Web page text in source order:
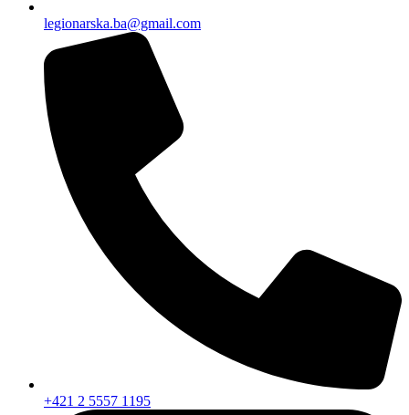
legionarska.ba@gmail.com
+421 2 5557 1195